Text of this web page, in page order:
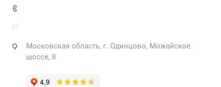
Московская область, г. Одинцово, Можайское
шоссе, 8